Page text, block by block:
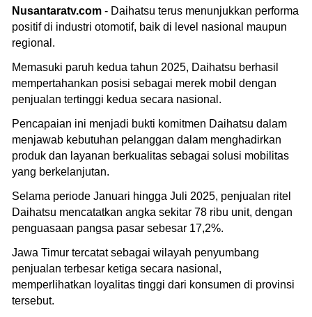
Nusantaratv.com - Daihatsu terus menunjukkan performa
positif di industri otomotif, baik di level nasional maupun
regional.
Memasuki paruh kedua tahun 2025, Daihatsu berhasil
mempertahankan posisi sebagai merek mobil dengan
penjualan tertinggi kedua secara nasional.
Pencapaian ini menjadi bukti komitmen Daihatsu dalam
menjawab kebutuhan pelanggan dalam menghadirkan
produk dan layanan berkualitas sebagai solusi mobilitas
yang berkelanjutan.
Selama periode Januari hingga Juli 2025, penjualan ritel
Daihatsu mencatatkan angka sekitar 78 ribu unit, dengan
penguasaan pangsa pasar sebesar 17,2%.
Jawa Timur tercatat sebagai wilayah penyumbang
penjualan terbesar ketiga secara nasional,
memperlihatkan loyalitas tinggi dari konsumen di provinsi
tersebut.